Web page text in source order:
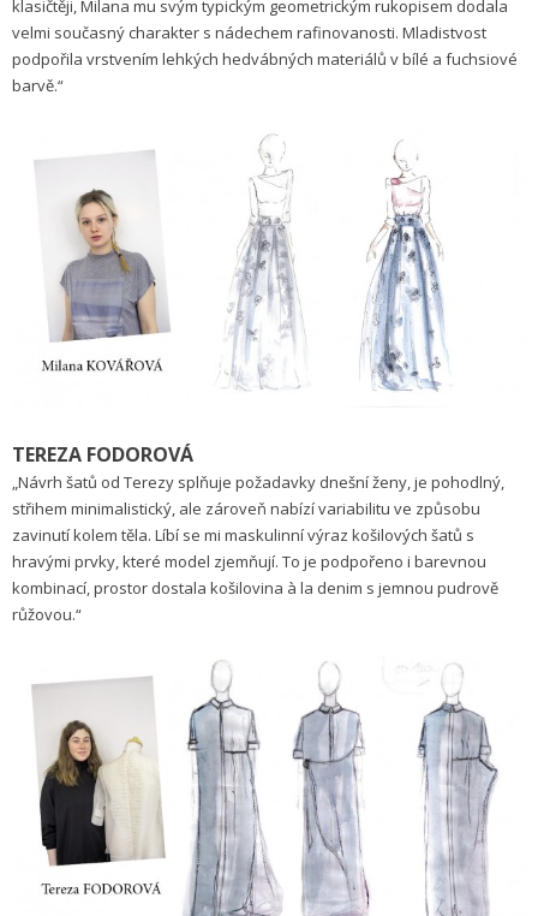
klasičtěji, Milana mu svým typickým geometrickým rukopisem dodala
velmi současný charakter s nádechem rafinovanosti. Mladistvost
podpořila vrstvením lehkých hedvábných materiálů v bílé a fuchsiové
barvě.“
TEREZA FODOROVÁ
„Návrh šatů od Terezy splňuje požadavky dnešní ženy, je pohodlný,
střihem minimalistický, ale zároveň nabízí variabilitu ve způsobu
zavinutí kolem těla. Líbí se mi maskulinní výraz košilových šatů s
hravými prvky, které model zjemňují. To je podpořeno i barevnou
kombinací, prostor dostala košilovina à la denim s jemnou pudrově
růžovou.“